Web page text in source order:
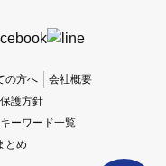
の方へ
会社概要
護方針
キーワード一覧
とめ